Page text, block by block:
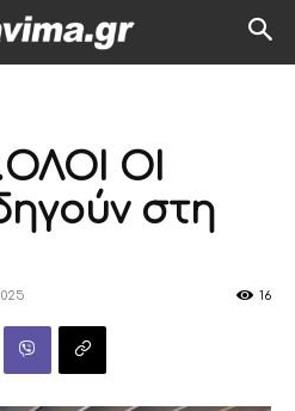
ΟΙ
στη
16